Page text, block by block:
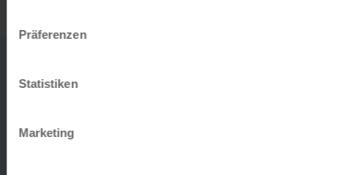
Impressum
Präferenzen
Statistiken
Marketing
HAVE ANY